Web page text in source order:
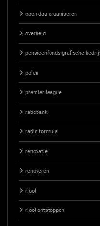
open dag organiseren
overheid
pensioenfonds grafische
polen
premier league
rabobank
radio formula
renovatie
renoveren
riool
riool ontstoppen